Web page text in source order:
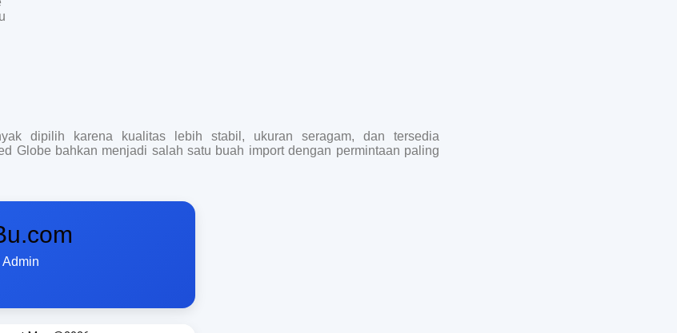
dipilih karena kualitas lebih stabil, ukuran seragam, dan tersedia
Globe bahkan menjadi salah satu buah import dengan permintaan paling